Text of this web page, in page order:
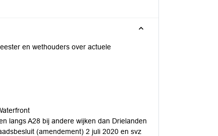
en wethouders over actuele
langs A28 bij andere wijken dan Drielanden
(amendement) 2 juli 2020 en svz